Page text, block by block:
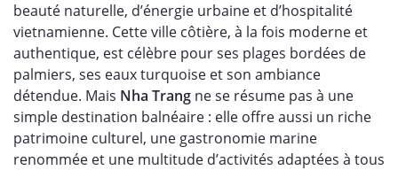
beauté naturelle, d’énergie urbaine et d’hospitalité
vietnamienne. Cette ville côtière, à la fois moderne et
authentique, est célèbre pour ses plages bordées de
palmiers, ses eaux turquoise et son ambiance
détendue. Mais Nha Trang ne se résume pas à une
simple destination balnéaire : elle offre aussi un riche
patrimoine culturel, une gastronomie marine
renommée et une multitude d’activités adaptées à tous